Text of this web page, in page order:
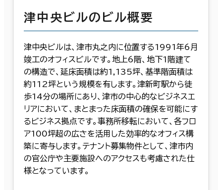
津中央ビルのビル概要
津中央ビルは、津市丸之内に位置する1991年6月
竣工のオフィスビルです。地上6階、地下1階建て
の構造で、延床面積は約1,135坪、基準階面積は
約112坪という規模を有します。津新町駅から徒
歩14分の場所にあり、津市の中心的なビジネスエ
リアにおいて、まとまった床面積の確保を可能にす
るビジネス拠点です。事務所移転において、各フロ
ア100坪超の広さを活用した効率的なオフィス構
築に寄与します。テナント募集物件として、津市内
の官公庁や主要施設へのアクセスも考慮された仕
様となっています。